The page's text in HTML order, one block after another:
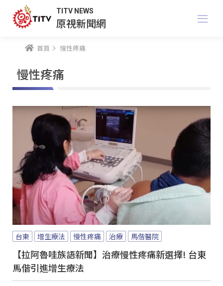
TITV NEWS
原視新聞網
首頁 慢性疼痛
慢性疼痛
台東 增生療法 慢性疼痛 治療 馬偕醫院
【拉阿魯哇族語新聞】治療慢性疼痛新選擇! 台東
馬偕引進增生療法